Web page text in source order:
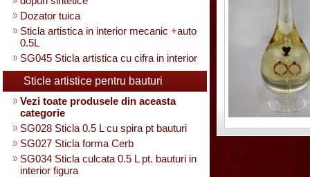
Dozator tuica
Sticla artistica in interior mecanic +auto
0.5L
SG045 Sticla artistica cu cifra in interior
Sticle artistice pentru bauturi
Vezi toate produsele din aceasta
categorie
SG028 Sticla 0.5 L cu spira pt bauturi
SG027 Sticla forma Cerb
SG034 Sticla culcata 0.5 L pt. bauturi in
interior figura